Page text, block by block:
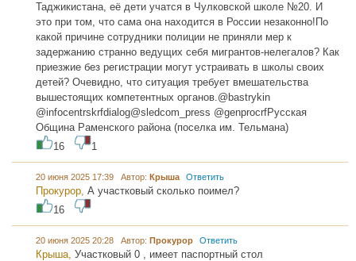
Таджикистана, её дети учатся в Чулковской школе №20. И
это при том, что сама она находится в России незаконно!По
какой причине сотрудники полиции не приняли мер к
задержанию странно ведущих себя мигрантов-нелегалов? Как
приезжие без регистрации могут устраивать в школы своих
детей? Очевидно, что ситуация требует вмешательства
вышестоящих компетентных органов.@bastrykin
@infocentrskrfdialog@sledcom_press @genprocrfРусская
Община Раменского района (поселка им. Тельмана)
16
1
20 июня 2025 17:39 Автор: Крыша Ответить
Прокурор, А участковый сколько поимел?
16
20 июня 2025 20:28 Автор: Прокурор Ответить
Крыша, Участковый 0 , имеет паспортный стол